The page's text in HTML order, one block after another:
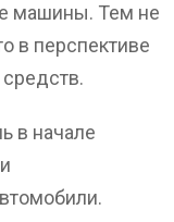
машины. Тем не
в перспективе
в начале